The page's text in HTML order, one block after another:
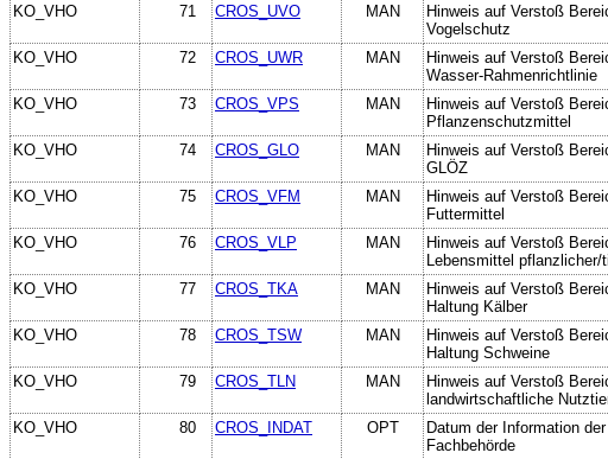
KO_VHO 71 CROS_UVO MAN
Hinweis auf Verstoß
Vogelschutz
KO_VHO 72 CROS_UWR MAN
Hinweis auf Verstoß
Wasser-Rahmenrichtlinie
KO_VHO 73 CROS_VPS MAN
Hinweis auf Verstoß
Pflanzenschutzmittel
KO_VHO 74 CROS_GLO MAN
Hinweis auf Verstoß
GLÖZ
KO_VHO 75 CROS_VFM MAN
Hinweis auf Verstoß
Futtermittel
KO_VHO 76 CROS_VLP MAN
Hinweis auf Verstoß
Lebensmittel
KO_VHO 77 CROS_TKA MAN
Hinweis auf Verstoß
Haltung Kälber
KO_VHO 78 CROS_TSW MAN
Hinweis auf Verstoß
Haltung Schweine
KO_VHO 79 CROS_TLN MAN
Hinweis auf Verstoß
landwirtschaftliche
KO_VHO 80 CROS_INDAT OPT
Datum der Information
Fachbehörde